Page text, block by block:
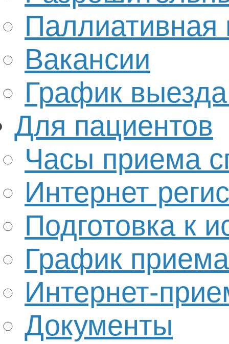
Вакансии
График
Для пациентов
Часы приема
Интернет
Подготовка к
График
Интернет-
Документы